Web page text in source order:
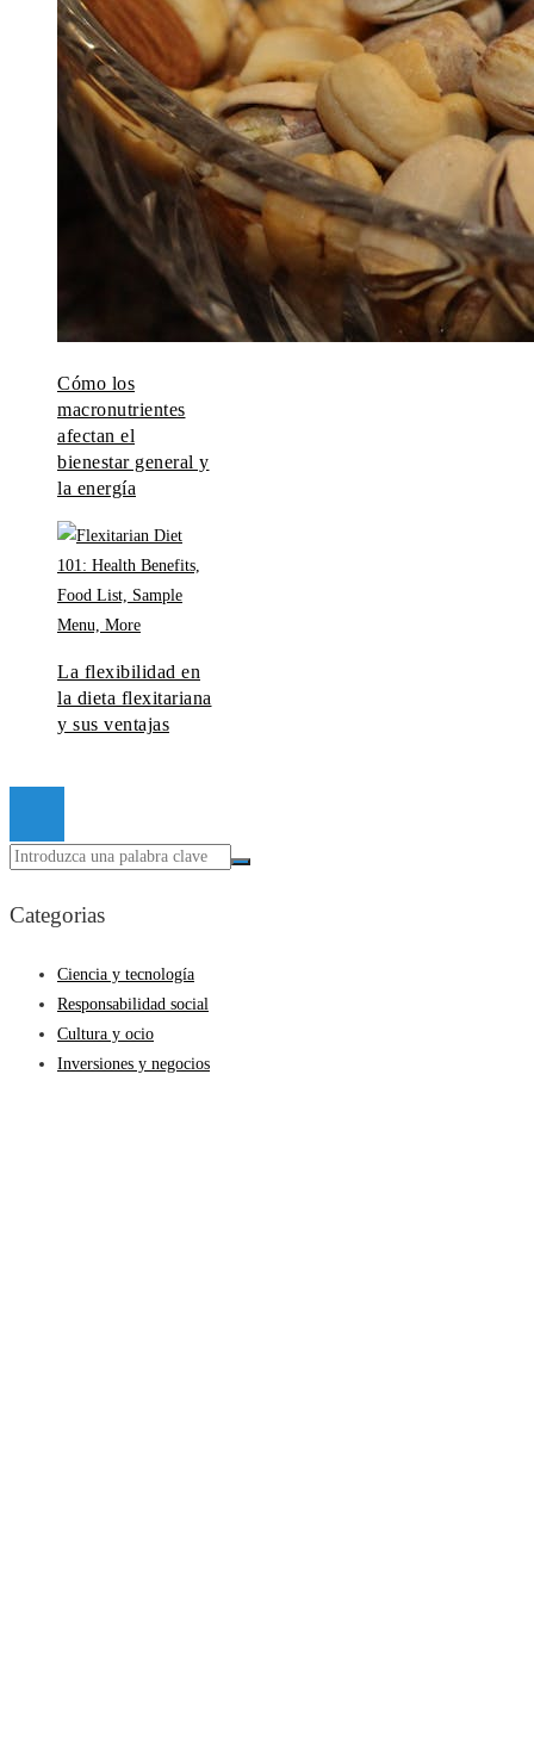
Cómo los
macronutrientes
afectan el
bienestar general y
la energía
La flexibilidad en
la dieta flexitariana
y sus ventajas
Categorias
Ciencia y tecnología
Responsabilidad social
Cultura y ocio
Inversiones y negocios